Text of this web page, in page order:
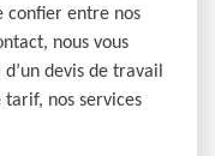
confier entre nos
nous vous
devis de travail
tarif, nos services